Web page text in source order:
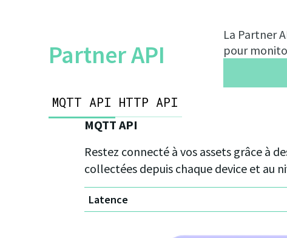
Partner API
La Partner
pour
MQTT API HTTP API
MQTT API
Restez connecté à vos assets grâce à
collectées depuis chaque device et au
Latence